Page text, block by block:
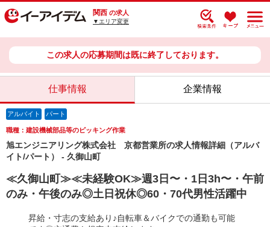
関西 の求人
▼エリア変更
この求人の応募期間は既に終了しております。
仕事情報 企業情報
アルバイト パート
職種：建設機械部品等のピッキング作業
旭エンジニアリング株式会社 京都営業所の求人情報詳細（アルバ
イト/パート） - 久御山町
≪久御山町≫≪未経験OK≫週3日〜・1日3h〜・午前
のみ・午後のみ◎土日祝休◎60・70代男性活躍中
昇給・寸志の支給あり♪自転車＆バイクでの通勤も可能